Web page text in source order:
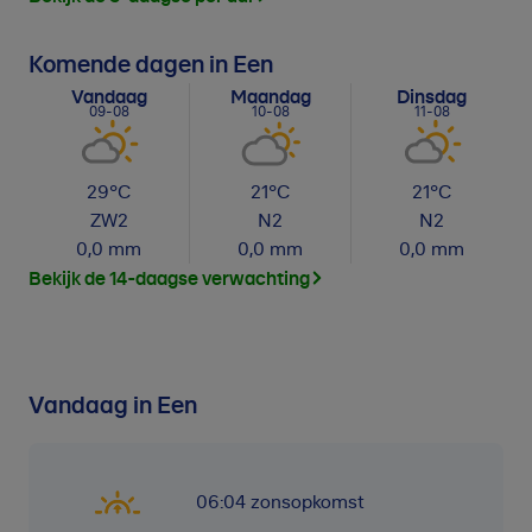
Komende dagen in Een
Vandaag
09-08
29°C
ZW2
0,0 mm
Maandag
10-08
21°C
N 2
0,0 mm
Dinsdag
11-08
21°C
N 2
0,0 mm
Bekijk de 14-daagse verwachting
Vandaag in Een
06:04 zonsopkomst